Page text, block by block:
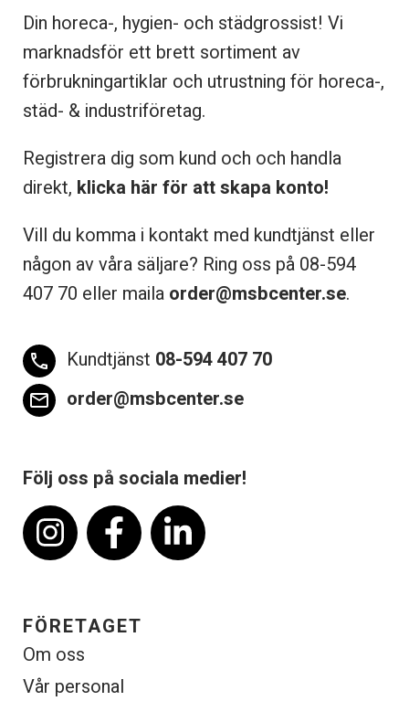
Din horeca-, hygien- och städgrossist! Vi
marknadsför ett brett sortiment av
förbrukningartiklar och utrustning för horeca-,
städ- & industriföretag.
Registrera dig som kund och och handla
direkt, klicka här för att skapa konto!
Vill du komma i kontakt med kundtjänst eller
någon av våra säljare? Ring oss på 08-594
407 70 eller maila order@msbcenter.se.
phone Kundtjänst 08-594 407 70
email order@msbcenter.se
Följ oss på sociala medier!
FÖRETAGET
Om oss
Vår personal